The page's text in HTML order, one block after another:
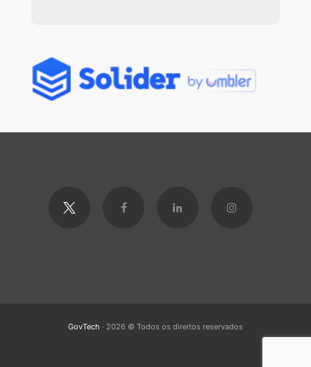
GovTech · 2026 © Todos os direitos reservados